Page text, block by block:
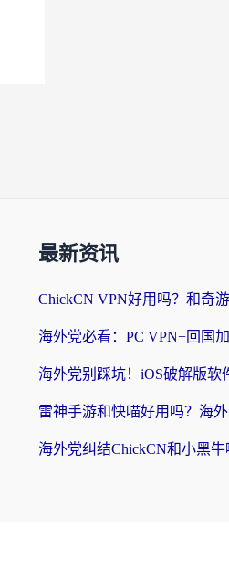
最新资讯